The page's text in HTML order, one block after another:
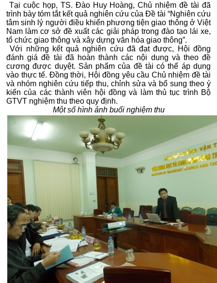
Tại cuộc họp, TS. Đào Huy Hoàng, Chủ nhiệm đề tài đã
trình bày tóm tắt kết quả nghiên cứu của Đề tài “Nghiên cứu
tâm sinh lý người điều khiển phương tiện giao thông ở Việt
Nam làm cơ sở đề xuất các giải pháp trong đào tạo lái xe,
tổ chức giao thông và xây dựng văn hóa giao thông”.
Với những kết quả nghiên cứu đã đạt được, Hội đồng
đánh giá đề tài đã hoàn thành các nội dung và theo đề
cương được duyệt. Sản phẩm của đề tài có thể áp dụng
vào thực tế. Đồng thời, Hội đồng yêu cầu Chủ nhiệm đề tài
và nhóm nghiên cứu tiếp thu, chỉnh sửa và bổ sung theo ý
kiến của các thành viên hội đồng và làm thủ tục trình Bộ
GTVT nghiệm thu theo quy định.
Một số hình ảnh buổi nghiệm thu